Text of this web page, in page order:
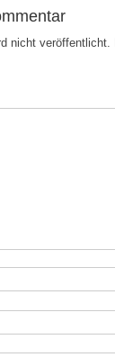
nicht veröffentlicht.